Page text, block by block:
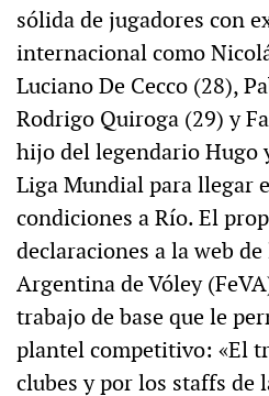
sólida de jugadores con
internacional como
Luciano De Cecco (28),
Rodrigo Quiroga (29) y
hijo del legendario Hugo
Liga Mundial para llegar
condiciones a Río. El
declaraciones a la web
Argentina de Vóley
trabajo de base que le
plantel competitivo: «El
clubes y por los staffs de